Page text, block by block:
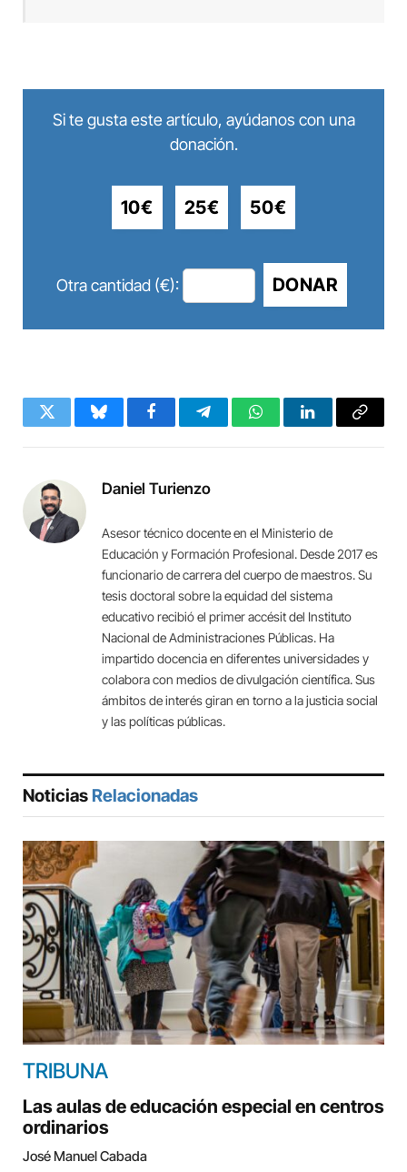
Si te gusta este artículo, ayúdanos con una
donación.
10€ 25€ 50€
Otra cantidad (€): DONAR
Twitter BlueskyFacebookTelegramWhatsAppLinkedInCopy
Daniel Turienzo
Asesor técnico docente en el Ministerio de
Educación y Formación Profesional. Desde 2017 es
funcionario de carrera del cuerpo de maestros. Su
tesis doctoral sobre la equidad del sistema
educativo recibió el primer accésit del Instituto
Nacional de Administraciones Públicas. Ha
impartido docencia en diferentes universidades y
colabora con medios de divulgación científica. Sus
ámbitos de interés giran en torno a la justicia social
y las políticas públicas.
Noticias Relacionadas
TRIBUNA
Las aulas de educación especial en centros
ordinarios
José Manuel Cabada